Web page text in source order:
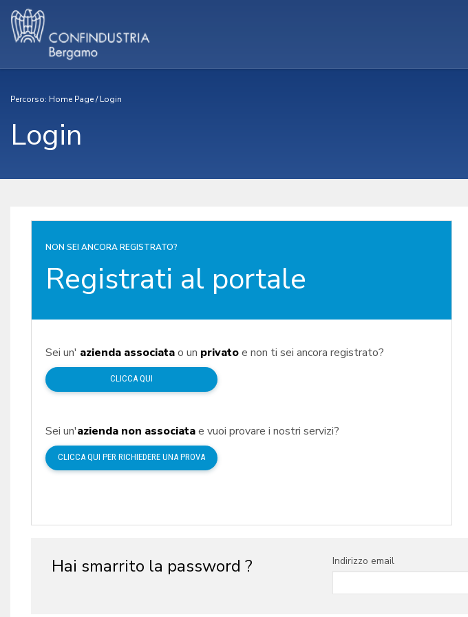
Percorso: Home Page/Login
Login
NON SEI ANCORA REGISTRATO?
Registrati al portale
Sei un' azienda associatao un privatoe non ti sei ancora registrato?
CLICCA QUI
Sei un'azienda non associatae vuoi provare i nostri servizi?
CLICCA QUI PER RICHIEDERE UNA PROVA
Hai smarrito la password ? Indirizzo email